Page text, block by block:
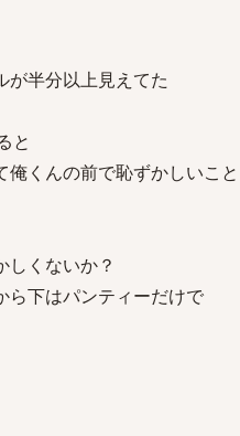
が半分以上見えてた
と
俺くんの前で恥ずかしいこと
しくないか？
ら下はパンティーだけで